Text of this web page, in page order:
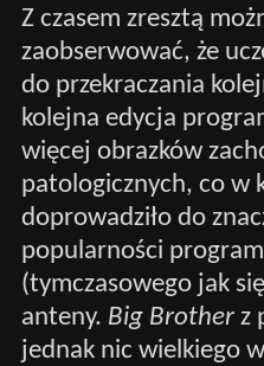
Z czasem zresztą
zaobserwować, że
do przekraczania
kolejna edycja
więcej obrazków
patologicznych, co w
doprowadziło do
popularności
(tymczasowego jak
anteny. Big Brother z
jednak nic wielkiego